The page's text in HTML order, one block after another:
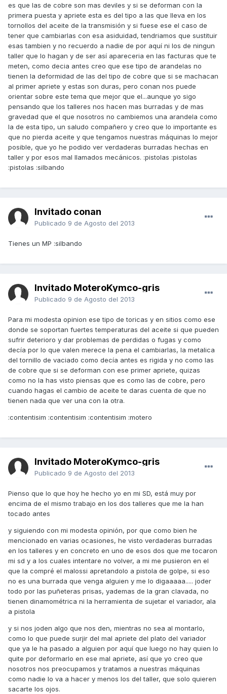
es que las de cobre son mas deviles y si se deforman con la
primera puesta y apriete esta es del tipo a las que lleva en los
tornollos del aceite de la transmisión y si fuese ese el caso de
tener que cambiarlas con esa asiduidad, tendriamos que sustituir
esas tambien y no recuerdo a nadie de por aquí ni los de ningun
taller que lo hagan y de ser así apareceria en las facturas que te
meten, como decia antes creo que ese tipo de arandelas no
tienen la deformidad de las del tipo de cobre que si se machacan
al primer apriete y estas son duras, pero conan nos puede
orientar sobre este tema que mejor que el...aunque yo sigo
pensando que los talleres nos hacen mas burradas y de mas
gravedad que el que nosotros no cambiemos una arandela como
la de esta tipo, un saludo compañero y creo que lo importante es
que no pierda aceite y que tengamos nuestras máquinas lo mejor
posible, que yo he podido ver verdaderas burradas hechas en
taller y por esos mal llamados mecánicos. :pistolas :pistolas
:pistolas :silbando
Invitado conan
Publicado 9 de Agosto del 2013
Tienes un MP :silbando
Invitado MoteroKymco-gris
Publicado 9 de Agosto del 2013
Para mi modesta opinion ese tipo de toricas y en sitios como ese
donde se soportan fuertes temperaturas del aceite si que pueden
sufrir deterioro y dar problemas de perdidas o fugas y como
decía por lo que valen merece la pena el cambiarlas, la metalica
del tornillo de vaciado como decía antes es rigida y no como las
de cobre que si se deforman con ese primer apriete, quizas
como no la has visto piensas que es como las de cobre, pero
cuando hagas el cambio de aceite te daras cuenta de que no
tienen nada que ver una con la otra.
:contentisim :contentisim :contentisim :motero
Invitado MoteroKymco-gris
Publicado 9 de Agosto del 2013
Pienso que lo que hoy he hecho yo en mi SD, está muy por
encima de el mismo trabajo en los dos talleres que me la han
tocado antes
y siguiendo con mi modesta opinión, por que como bien he
mencionado en varias ocasiones, he visto verdaderas burradas
en los talleres y en concreto en uno de esos dos que me tocaron
mi sd y a los cuales intentare no volver, a mi me pusieron en el
que la compré el malossi apretandolo a pistola de golpe, si eso
no es una burrada que venga alguien y me lo digaaaaa..... joder
todo por las puñeteras prisas, yademas de la gran clavada, no
tienen dinamométrica ni la herramienta de sujetar el variador, ala
a pistola
y si nos joden algo que nos den, mientras no sea al montarlo,
como lo que puede surjir del mal apriete del plato del variador
que ya le ha pasado a alguien por aquí que luego no hay quien lo
quite por deformarlo en ese mal apriete, así que yo creo que
nosotros nos preocupamos y tratamos a nuestras máquinas
como nadie lo va a hacer y menos los del taller, que solo quieren
sacarte los ojos.